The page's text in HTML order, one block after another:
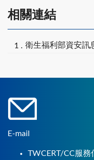
相關連結
衛生福利部資安訊
E-mail
TWCERT/CC服務